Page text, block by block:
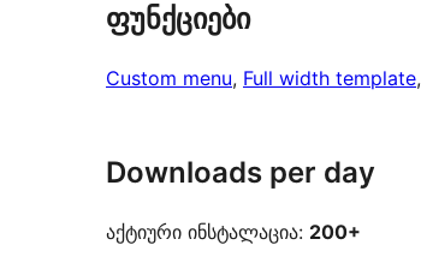
ფუნქციები
Custom menu, Full width template,
Downloads per day
აქტიური ინსტალაცია: 200+